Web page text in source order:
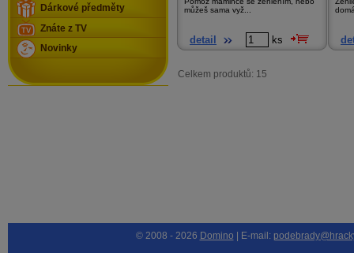
můžeš sama vyž...
detail ks
Celkem produktů: 15
Dárkové předměty
Znáte z TV
Novinky
© 2008 - 2026 Domino | E-mail: